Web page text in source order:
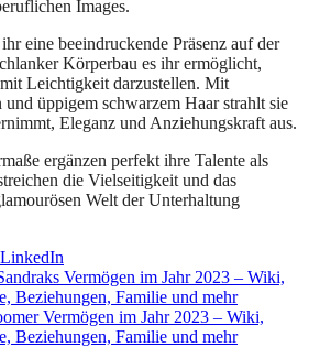
Images.
eine beeindruckende Präsenz auf der
Körperbau es ihr ermöglicht,
Leichtigkeit darzustellen. Mit
üppigem schwarzem Haar strahlt sie
Eleganz und Anziehungskraft aus.
ergänzen perfekt ihre Talente als
die Vielseitigkeit und das
Welt der Unterhaltung
LinkedIn
Vermögen im Jahr 2023 – Wiki,
Beziehungen, Familie und mehr
Vermögen im Jahr 2023 – Wiki,
Beziehungen, Familie und mehr